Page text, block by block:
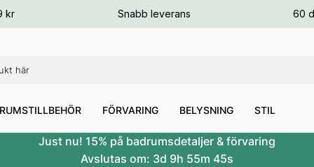
kr Snabb leverans 60
FÖRVARING BELYSNING STIL
Just nu! 15% på badrumsdetaljer & förvaring
Avslutas om: 3d 9h 55m 44s